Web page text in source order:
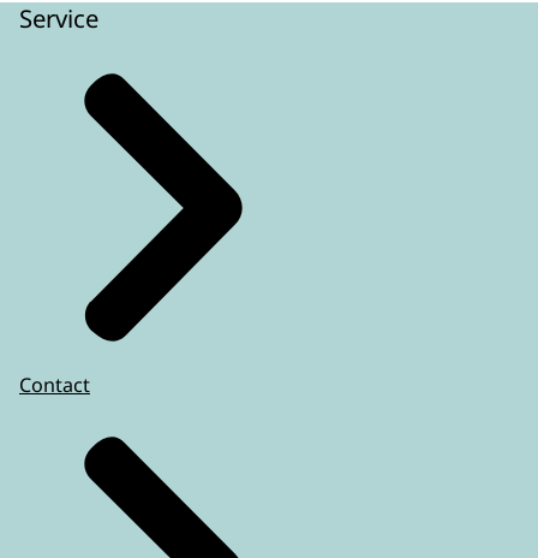
Service
Contact